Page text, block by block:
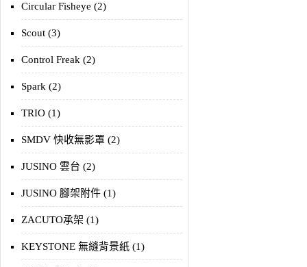
Circular Fisheye (2)
Scout (3)
Control Freak (2)
Spark (2)
TRIO (1)
SMDV 快收無影罩 (2)
JUSINO 雲台 (2)
JUSINO 腳架附件 (1)
ZACUTO承架 (1)
KEYSTONE 無縫背景紙 (1)